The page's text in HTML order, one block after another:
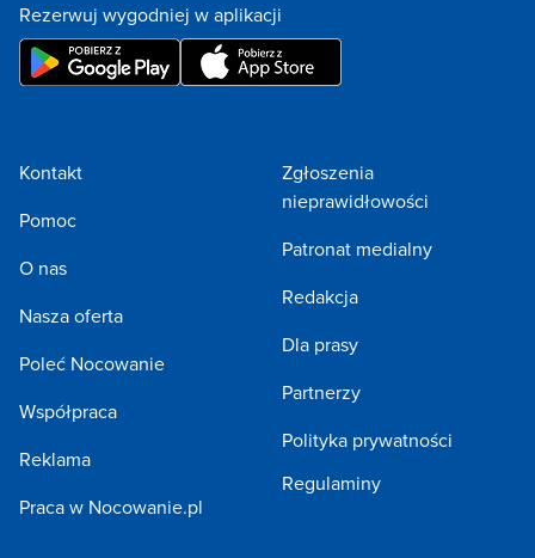
Rezerwuj wygodniej w aplikacji
Kontakt
Pomoc
O nas
Nasza oferta
Poleć Nocowanie
Współpraca
Reklama
Praca w Nocowanie.pl
Zgłoszenia
nieprawidłowości
Patronat medialny
Redakcja
Dla prasy
Partnerzy
Polityka prywatności
Regulaminy